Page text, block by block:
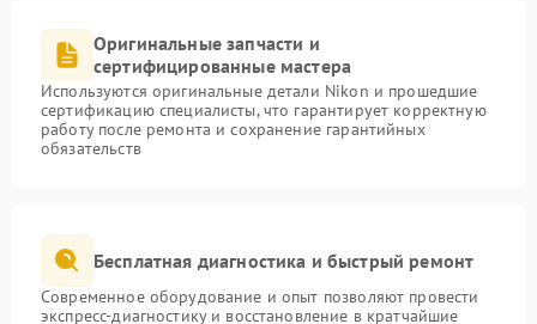
Оригинальные запчасти и
сертифицированные мастера
Используются оригинальные детали Nikon и прошедшие
сертификацию специалисты, что гарантирует корректную
работу после ремонта и сохранение гарантийных
обязательств
Бесплатная диагностика и быстрый ремонт
Современное оборудование и опыт позволяют провести
экспресс-диагностику и восстановление в кратчайшие